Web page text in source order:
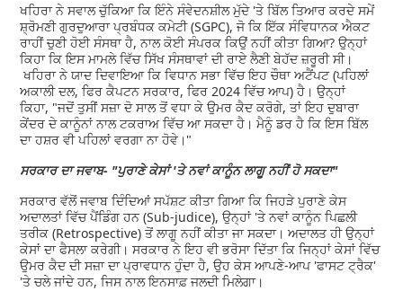
ਖਹਿਰਾ ਨੇ ਸਵਾਲ ਚੁੱਕਿਆ ਕਿ ਇੰਨੇ ਸੰਵੇਦਨਸ਼ੀਲ ਮੁੱਦੇ 'ਤੇ ਬਿੱਲ ਤਿਆਰ ਕਰਦੇ ਸਮੇਂ
ਸ਼੍ਰੋਮਣੀ ਗੁਰਦੁਆਰਾ ਪ੍ਰਬੰਧਕ ਕਮੇਟੀ (SGPC), ਜੋ ਕਿ ਇੱਕ ਸੰਵਿਧਾਨਕ ਐਕਟ
ਰਾਹੀਂ ਚੁਣੀ ਹੋਈ ਸੰਸਥਾ ਹੈ, ਨਾਲ ਕੋਈ ਸੰਪਰਕ ਕਿਉਂ ਨਹੀਂ ਕੀਤਾ ਗਿਆ? ਉਨ੍ਹਾਂ
ਕਿਹਾ ਕਿ ਇਸ ਮਾਮਲੇ ਵਿੱਚ ਸਿੱਖ ਸੰਸਥਾਵਾਂ ਦੀ ਰਾਏ ਲੈਣੀ ਬੇਹੱਦ ਜ਼ਰੂਰੀ ਸੀ।
ਖਹਿਰਾ ਨੇ ਯਾਦ ਦਿਵਾਇਆ ਕਿ ਵਿਧਾਨ ਸਭਾ ਵਿੱਚ ਇਹ ਚੌਥਾ ਅਟੈਂਪਟ (ਪਹਿਲਾਂ
ਅਕਾਲੀ ਦਲ, ਫਿਰ ਕੈਪਟਨ ਸਰਕਾਰ, ਫਿਰ 2024 ਵਿੱਚ ਆਪ) ਹੈ। ਉਨ੍ਹਾਂ
ਕਿਹਾ, "ਜਦੋਂ ਤੁਸੀਂ ਸਜ਼ਾ ਦੋ ਸਾਲ ਤੋਂ ਵਧਾ ਕੇ ਉਮਰ ਕੈਦ ਕਰੋਗੇ, ਤਾਂ ਇਹ ਦੁਬਾਰਾ
ਕੇਂਦਰ ਦੇ ਕਾਨੂੰਨਾਂ ਨਾਲ ਟਕਰਾਅ ਵਿੱਚ ਆ ਸਕਦਾ ਹੈ। ਮੈਨੂੰ ਡਰ ਹੈ ਕਿ ਇਸ ਬਿੱਲ
ਦਾ ਹਸ਼ਰ ਵੀ ਪਹਿਲਾਂ ਵਰਗਾ ਨਾ ਹੋਵੇ।"
ਸਰਕਾਰ ਦਾ ਜਵਾਬ- "ਪੁਰਾਣੇ ਕੇਸਾਂ 'ਤੇ ਨਵਾਂ ਕਾਨੂੰਨ ਲਾਗੂ ਨਹੀਂ ਹੋ ਸਕਦਾ"
ਸਰਕਾਰ ਵੱਲੋਂ ਜਵਾਬ ਦਿੰਦਿਆਂ ਸਪੱਸ਼ਟ ਕੀਤਾ ਗਿਆ ਕਿ ਜਿਹੜੇ ਪੁਰਾਣੇ ਕੇਸ
ਅਦਾਲਤਾਂ ਵਿੱਚ ਪੈਂਡਿੰਗ ਹਨ (Sub-judice), ਉਨ੍ਹਾਂ 'ਤੇ ਨਵਾਂ ਕਾਨੂੰਨ ਪਿਛਲੀ
ਤਰੀਕ (Retrospective) ਤੋਂ ਲਾਗੂ ਨਹੀਂ ਕੀਤਾ ਜਾ ਸਕਦਾ। ਅਦਾਲਤ ਹੀ ਉਨ੍ਹਾਂ
ਕੇਸਾਂ ਦਾ ਫੈਸਲਾ ਕਰੇਗੀ। ਸਰਕਾਰ ਨੇ ਇਹ ਵੀ ਭਰੋਸਾ ਦਿੱਤਾ ਕਿ ਜਿਨ੍ਹਾਂ ਕੇਸਾਂ ਵਿੱਚ
ਉਮਰ ਕੈਦ ਦੀ ਸਜ਼ਾ ਦਾ ਪ੍ਰਾਵਧਾਨ ਹੁੰਦਾ ਹੈ, ਉਹ ਕੇਸ ਆਪਣੇ-ਆਪ 'ਫਾਸਟ ਟ੍ਰੈਕ'
'ਤੇ ਚਲੇ ਜਾਂਦੇ ਹਨ, ਜਿਸ ਨਾਲ ਇਨਸਾਫ਼ ਜਲਦੀ ਮਿਲੇਗਾ।